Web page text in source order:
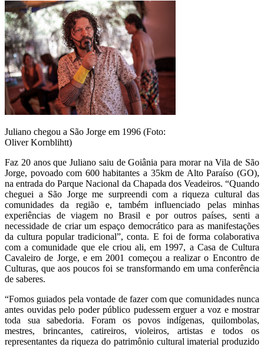
Juliano chegou a São Jorge em 1996 (Foto:
Oliver Kornblihtt)
Faz 20 anos que Juliano saiu de Goiânia para morar na Vila de São
Jorge, povoado com 600 habitantes a 35km de Alto Paraíso (GO),
na entrada do Parque Nacional da Chapada dos Veadeiros. “Quando
cheguei a São Jorge me surpreendi com a riqueza cultural das
comunidades da região e, também influenciado pelas minhas
experiências de viagem no Brasil e por outros países, senti a
necessidade de criar um espaço democrático para as manifestações
da cultura popular tradicional”, conta. E foi de forma colaborativa
com a comunidade que ele criou ali, em 1997, a Casa de Cultura
Cavaleiro de Jorge, e em 2001 começou a realizar o Encontro de
Culturas, que aos poucos foi se transformando em uma conferência
de saberes.
“Fomos guiados pela vontade de fazer com que comunidades nunca
antes ouvidas pelo poder público pudessem erguer a voz e mostrar
toda sua sabedoria. Foram os povos indígenas, quilombolas,
mestres, brincantes, catireiros, violeiros, artistas e todos os
representantes da riqueza do patrimônio cultural imaterial produzido